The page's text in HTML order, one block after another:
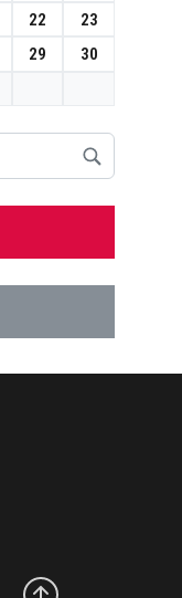
22
23
29
30